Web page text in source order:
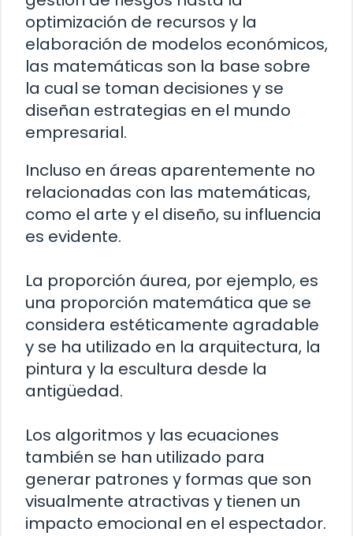
optimización de recursos y la
elaboración de modelos económicos,
las matemáticas son la base sobre
la cual se toman decisiones y se
diseñan estrategias en el mundo
empresarial.
Incluso en áreas aparentemente no
relacionadas con las matemáticas,
como el arte y el diseño, su influencia
es evidente.
La proporción áurea, por ejemplo, es
una proporción matemática que se
considera estéticamente agradable
y se ha utilizado en la arquitectura, la
pintura y la escultura desde la
antigüedad.
Los algoritmos y las ecuaciones
también se han utilizado para
generar patrones y formas que son
visualmente atractivas y tienen un
impacto emocional en el espectador.